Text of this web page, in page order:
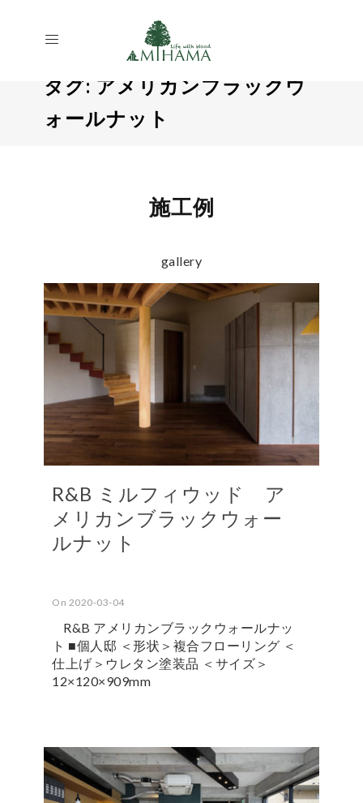
タグ: アメリカンブラックウ
ォールナット
施工例
gallery
R&B ミルフィウッド ア
メリカンブラックウォー
ルナット
On 2020-03-04
R&B アメリカンブラックウォールナッ
ト ■個人邸 ＜形状＞複合フローリング ＜
仕上げ＞ウレタン塗装品 ＜サイズ＞
12×120×909mm